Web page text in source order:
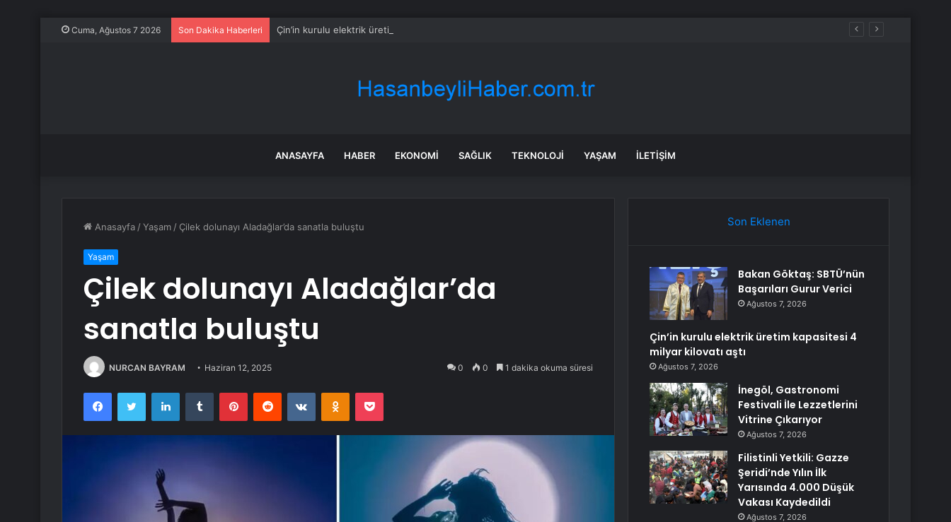
Cuma, Ağustos 7 2026 Son Dakika Haberleri Çin’in kurulu elektrik üretim kapasitesi 4 milyar kilovatı aştı
ANASAYFA HABER EKONOMI SAĞLIK TEKNOLOJI YAŞAM İLETIŞIM
Anasayfa /Yaşam / Çilek dolunayı Aladağlar’da sanatla buluştu
Yaşam
Çilek dolunayı Aladağlar’da
sanatla buluştu
NURCAN BAYRAM Haziran 12, 2025 0 0 1 dakika okuma süresi
FacebookTwitter LinkedInTumblr PinterestReddit VKontakteOdnoklassniki
Pocket
Son Eklenen
Bakan Göktaş: SBTÜ’nün
Başarıları Gurur Verici
Ağustos 7, 2026
Çin’in kurulu elektrik üretim kapasitesi 4
milyar kilovatı aştı
Ağustos 7, 2026
İnegöl, Gastronomi
Festivali İle Lezzetlerini
Vitrine Çıkarıyor
Ağustos 7, 2026
Filistinli Yetkili: Gazze
Şeridi’nde Yılın İlk
Yarısında 4.000 Düşük
Vakası Kaydedildi
Ağustos 7, 2026